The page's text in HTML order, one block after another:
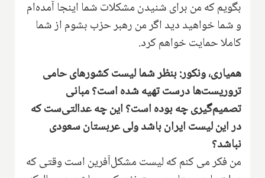
بگویم که من برای شنیدن مشکلات شما اینجا آمده‌ام
و شما خواهید دید اگر من رهبر حزب بشوم از شما
کاملا حمایت خواهم کرد.
همیاری، ونکور: بنظر شما لیست کشورهای حامی
تروریست‌ها درست تهیه شده است؟ مبانی
تصمیم‌گیری چه بوده است؟ این چه عدالتی‌ست که
در این لیست ایران باشد ولی عربستان سعودی
نباشد؟
من فکر می کنم که لیست مشکل‌آفرین است وقتی که